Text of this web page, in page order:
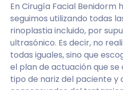
En Cirugía Facial Benidorm
seguimos utilizando todas
rinoplastia incluido, por
ultrasónico. Es decir, no
todas iguales, sino que
el plan de actuación que
tipo de nariz del paciente y